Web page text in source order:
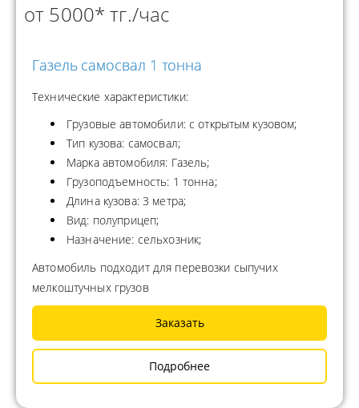
от 5000* тг./час
Газель самосвал 1 тонна
Технические характеристики:
Грузовые автомобили: с открытым кузовом;
Тип кузова: самосвал;
Марка автомобиля: Газель;
Грузоподъемность: 1 тонна;
Длина кузова: 3 метра;
Вид: полуприцеп;
Назначение: сельхозник;
Автомобиль подходит для перевозки сыпучих
мелкоштучных грузов
Заказать
Подробнее